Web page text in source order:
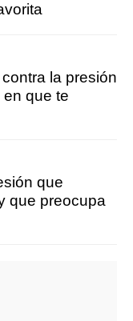
la presión
que te
que
que preocupa